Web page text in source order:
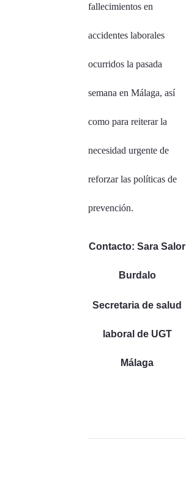
fallecimientos en
accidentes laborales
ocurridos la pasada
semana en Málaga, así
como para reiterar la
necesidad urgente de
reforzar las políticas de
prevención.
Contacto: Sara Salor
Burdalo
Secretaria de salud
laboral de UGT
Málaga